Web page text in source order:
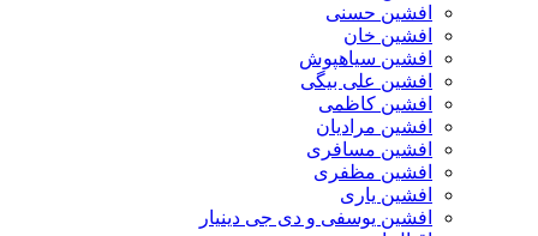
افشین حسنی
افشین خان
افشین سیاهپوش
افشین علی بیگی
افشین کاظمی
افشین مرادیان
افشین مسافری
افشین مظفری
افشین یاری
افشین یوسفی و دی جی دینیار